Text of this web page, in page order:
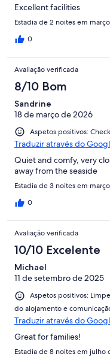
Excellent facilities
Estadia de 2 noites em
0
Avaliação verificada
8/10 Bom
Sandrine
18 de março de 2026
Aspetos positivos:
Traduzir através do
Quiet and comfy, very
away from the seaside
Estadia de 3 noites em
0
Avaliação verificada
10/10 Excelente
Michael
11 de setembro de 2025
Aspetos positivos:
do alojamento e
Traduzir através do
Great for families!
Estadia de 8 noites em julho